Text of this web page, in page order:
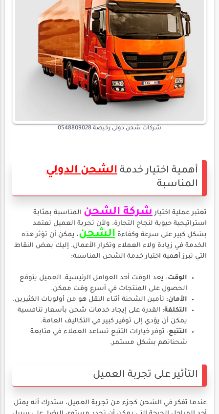
شركات شحن دولى رخيصة 0548809028
أهمية اختيار خدمة الشحن الدولي
المناسبة
تعتبر عملية اختيار شركة الشحن المناسبة بمثابة
استراتيجية حيوية لنجاح التجارة. ولأن تجربة العميل تعتمد
بشكل كبير على سرعة وكفاءة الشحن، يمكن أن تؤثر هذه
الخدمة في زيادة ولاء العملاء وتكرار الأعمال. إليك بعض النقاط
التي تبرز أهمية اختيار خدمة الشحن المناسبة:
الوقت: يعد الوقت أحد العوامل الرئيسية. العميل يتوقع
الحصول على المنتجات في أسرع وقت ممكن.
الأمان: تأمين الشحنة أثناء النقل هو من أولويات الكثيرين.
التكلفة: القدرة على إيجاد خدمات شحن بأسعار تنافسية
يمكن أن يؤدي إلى توفير كبير في التكاليف العامة.
التتبع: توفر خيارات التتبع تساعد العملاء في متابعة
شحناتهم بشكل مستمر.
التأثير على تجربة العميل
عندما تفكر في الشحن كجزء من تجربة العميل، ستدرك أنه يمثل